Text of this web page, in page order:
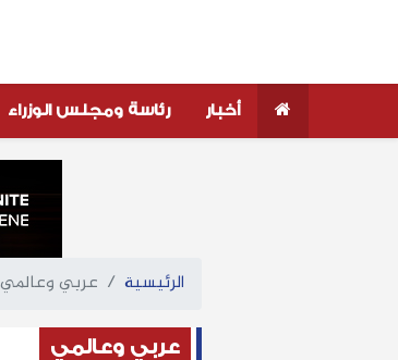
أخبار رئاسة ومجلس الوزراء
الرئيسية عربي وعالمي
عربي وعالمي